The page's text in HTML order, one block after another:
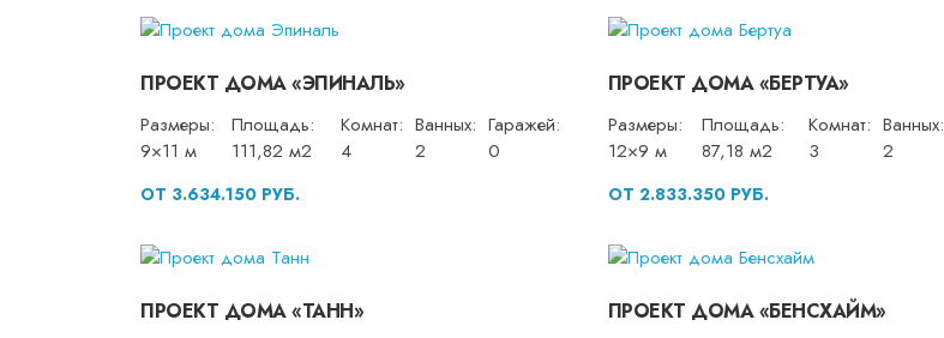
ПРОЕКТ ДОМА «ЭПИНАЛЬ»
Размеры:
9×11 м
Площадь:
111,82 м2
Комнат:
4
Ванных:
2
Гаражей:
0
ОТ 3.634.150 РУБ.
ПРОЕКТ ДОМА «БЕРТУА»
Размеры:
12×9 м
Площадь:
87,18 м2
Комнат:
3
Ванных:
2
ОТ 2.833.350 РУБ.
ПРОЕКТ ДОМА «ТАНН» ПРОЕКТ ДОМА «БЕНСХАЙМ»